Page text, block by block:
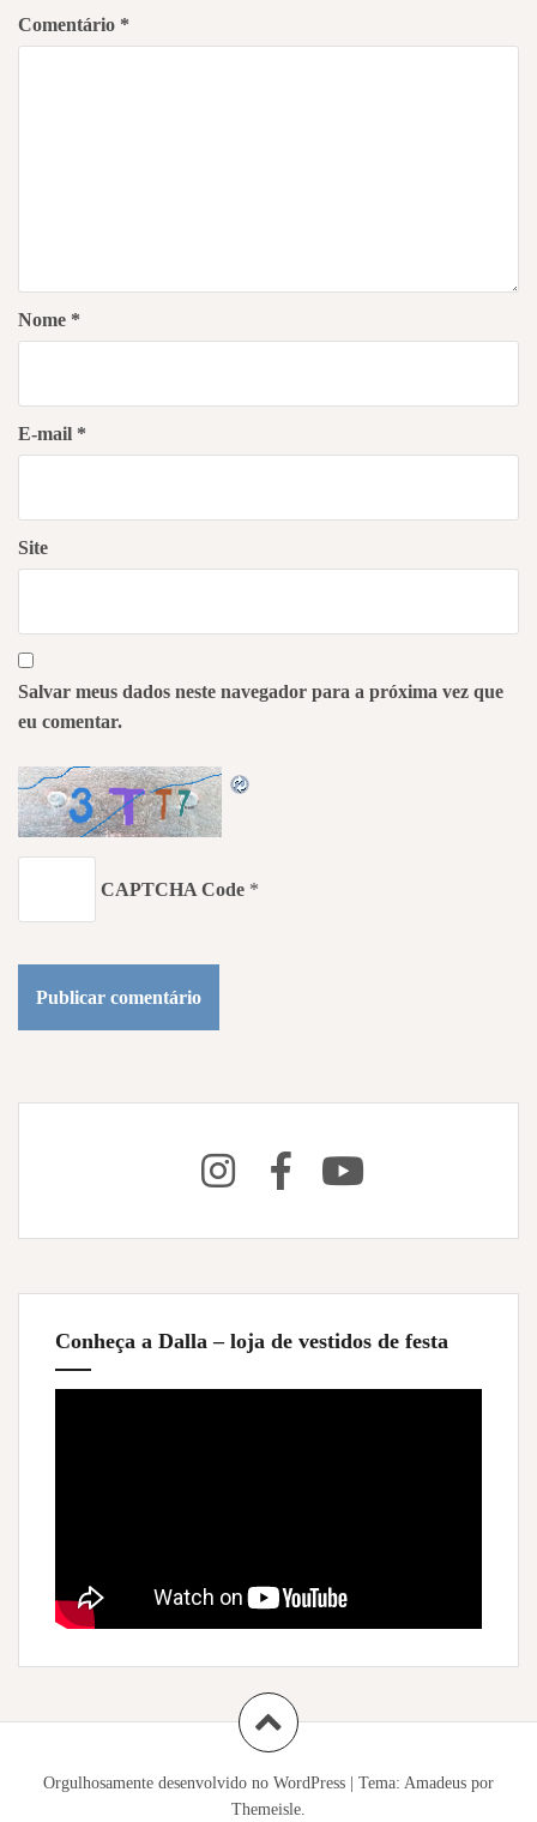
Comentário *
Nome *
E-mail *
Site
Salvar meus dados neste navegador para a próxima vez que
eu comentar.
CAPTCHA Code *
Conheça a Dalla – loja de vestidos de festa
Orgulhosamente desenvolvido no WordPress | Tema: Amadeus por
Themeisle.